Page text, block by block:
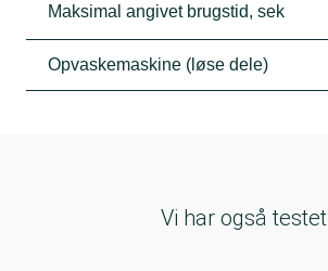
Maksimal angivet brugstid, sek
Opvaskemaskine (løse dele)
Vi har også testet